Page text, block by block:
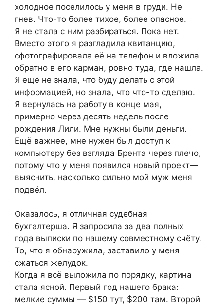
холодное поселилось у меня в груди. Не
гнев. Что-то более тихое, более опасное.
Я не стала с ним разбираться. Пока нет.
Вместо этого я разгладила квитанцию,
сфотографировала её на телефон и вложила
обратно в его карман, ровно туда, где нашла.
Я ещё не знала, что буду делать с этой
информацией, но знала, что что-то сделаю.
Я вернулась на работу в конце мая,
примерно через десять недель после
рождения Лили. Мне нужны были деньги.
Ещё важнее, мне нужен был доступ к
компьютеру без взгляда Брента через плечо,
потому что у меня появился новый проект—
выяснить, насколько сильно мой муж меня
подвёл.
Оказалось, я отличная судебная
бухгалтерша. Я запросила за два полных
года выписки по нашему совместному счёту.
То, что я обнаружила, заставило у меня
сжаться желудок.
Когда я всё выложила по порядку, картина
стала ясной. Первый год нашего брака:
мелкие суммы — $150 тут, $200 там. Второй